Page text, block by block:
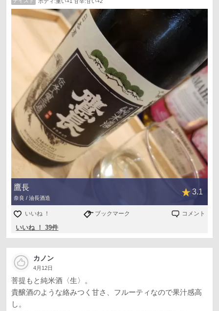
後から数値をみるとアルコール度数17あったのね。
上品な酸味で支えつつ旨味あり、ちゃんと濃厚日本酒だけ
れど美味しくいただけました。
この位の度数の方が単体で飲むには好きだな🍶
店員さんの発音が上手く聞き取れず、はじめはタカチヨだ
と思っていました🤣
鷹長
奈良 / 油長酒造
3.1
いいね ！ ブックマーク コメント
いいね ！ 39件
カノン
4月12日
菩提もと純米酒〈生〉。
貴醸酒のような絡みつく甘さ、フルーティなので果汁感高
し。